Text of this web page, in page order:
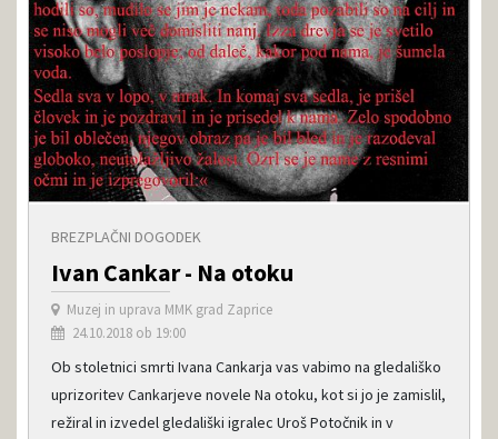
BREZPLAČNI DOGODEK
Ivan Cankar - Na otoku
Muzej in uprava MMK grad Zaprice
24.10.2018 ob 19:00
Ob stoletnici smrti Ivana Cankarja vas vabimo na gledališko
uprizoritev Cankarjeve novele Na otoku, kot si jo je zamislil,
režiral in izvedel gledališki igralec Uroš Potočnik in v